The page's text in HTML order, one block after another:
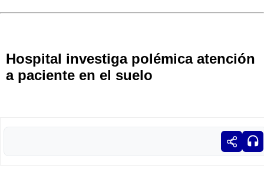
Hospital investiga polémica atención
a paciente en el suelo